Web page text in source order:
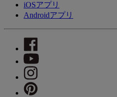
iOSアプリ
Androidアプリ